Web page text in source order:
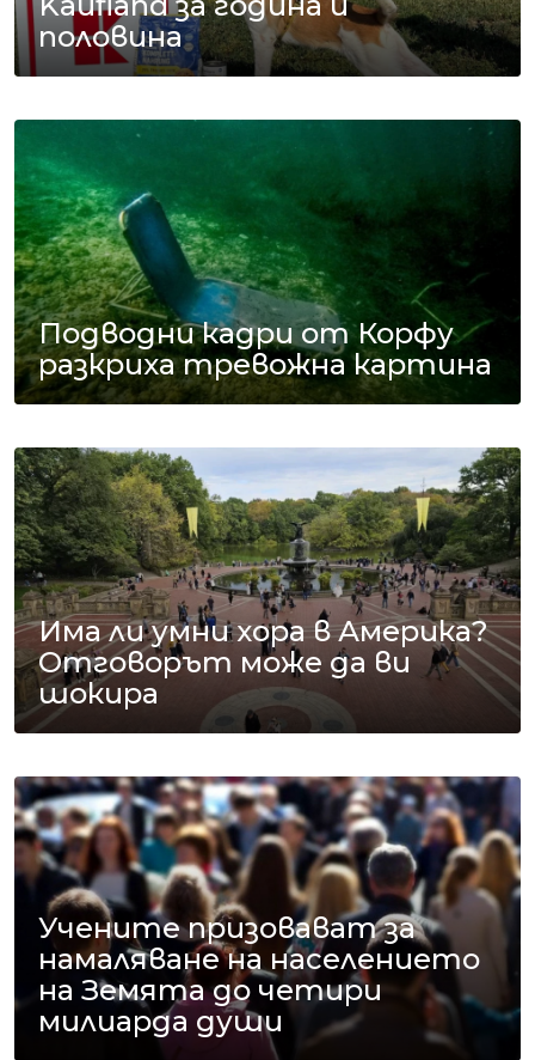
половина
Подводни кадри от Корфу
разкриха тревожна картина
Има ли умни хора в Америка?
Отговорът може да ви
шокира
Учените призовават за
намаляване на населението
на Земята до четири
милиарда души